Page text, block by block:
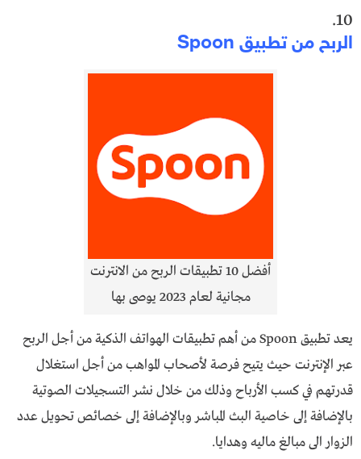
10.
الربح من تطبيق Spoon
أفضل 10 تطبيقات الربح من الانترنت
مجانية لعام 2023 يوصى بها
يعد تطبيق Spoon من أهم تطبيقات الهواتف الذكية من أجل الربح
عبر الإنترنت حيث يتيح فرصة لأصحاب المواهب من أجل استغلال
قدرتهم في كسب الأرباح وذلك من خلال نشر التسجيلات الصوتية
بالإضافة إلى خاصية البث المباشر وبالإضافة إلى خصائص تحويل عدد
الزوار الى مبالغ ماليه وهدايا.